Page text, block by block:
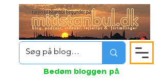
Bedøm bloggen på